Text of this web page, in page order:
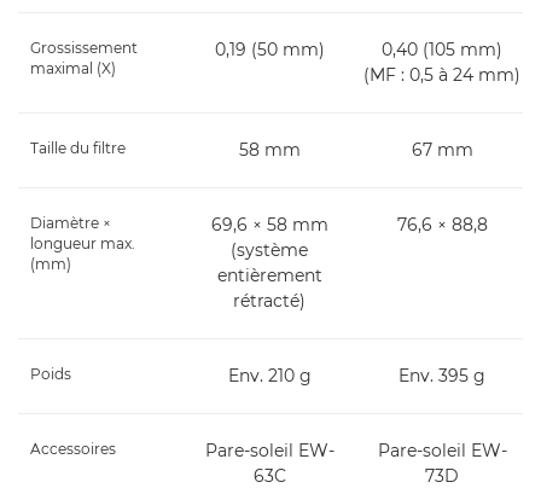
Grossissement
maximal (X)
0,19 (50 mm)
0,40 (105 mm)
(MF : 0,5 à 24 mm)
Taille du filtre 58 mm 67 mm
Diamètre ×
longueur max.
(mm)
69,6 × 58 mm
(système
entièrement
rétracté)
76,6 × 88,8
Poids Env. 210 g Env. 395 g
Accessoires
Pare-soleil EW-
63C
Pare-soleil EW-
73D